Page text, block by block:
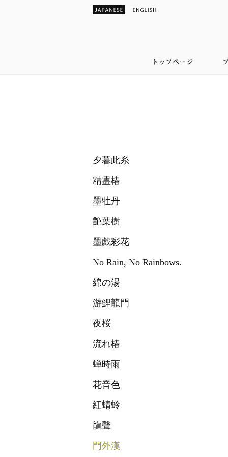
夕暮此糸
精霊椿
墨牡丹
艶葉樹
墨戯彩花
No Rain, No Rainbows.
綿の湯
游鯉龍門
夜桜
流れ椿
蝉時雨
花音色
紅蜻蛉
龍聲
門外漢